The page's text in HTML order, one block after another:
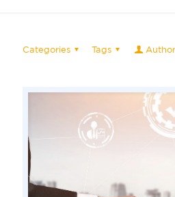
Categories Tags